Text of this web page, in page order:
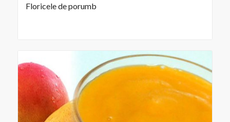
Floricele de porumb